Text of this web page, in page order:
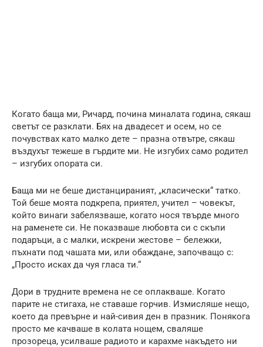
Когато баща ми, Ричард, почина миналата година, сякаш
светът се разклати. Бях на двадесет и осем, но се
почувствах като малко дете – празна отвътре, сякаш
въздухът тежеше в гърдите ми. Не изгубих само родител
– изгубих опората си.
Баща ми не беше дистанцираният, „класически“ татко.
Той беше моята подкрепа, приятел, учител – човекът,
който винаги забелязваше, когато нося твърде много
на раменете си. Не показваше любовта си с скъпи
подаръци, а с малки, искрени жестове – бележки,
пъхнати под чашата ми, или обаждане, започващо с:
„Просто исках да чуя гласа ти.“
Дори в трудните времена не се оплакваше. Когато
парите не стигаха, не ставаше горчив. Измисляше нещо,
което да превърне и най-сивия ден в празник. Понякога
просто ме качваше в колата нощем, сваляше
прозореца, усилваше радиото и карахме накъдето ни